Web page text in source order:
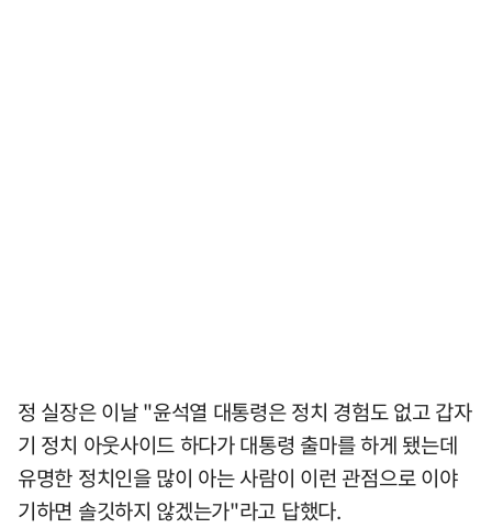
정 실장은 이날 "윤석열 대통령은 정치 경험도 없고 갑자
기 정치 아웃사이드 하다가 대통령 출마를 하게 됐는데
유명한 정치인을 많이 아는 사람이 이런 관점으로 이야
기하면 솔깃하지 않겠는가"라고 답했다.